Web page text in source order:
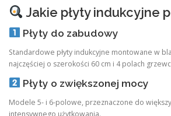
Jakie płyty indukcyjne
Płyty do zabudowy
Standardowe płyty indukcyjne montowane w
najczęściej o szerokości 60 cm i 4 polach
Płyty o zwiększonej mocy
Modele 5- i 6-polowe, przeznaczone do
intensywnego użytkowania.